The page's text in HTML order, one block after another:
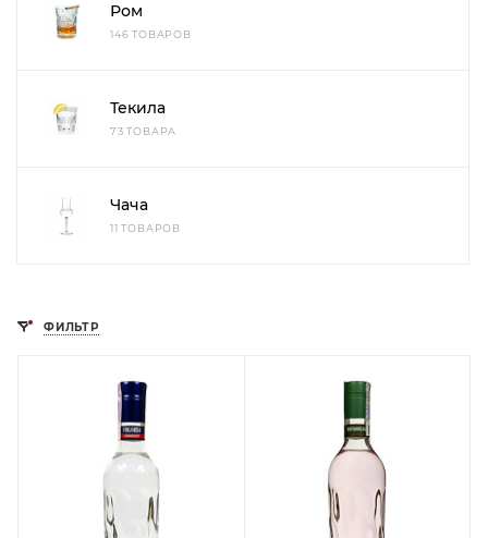
Ром
146 ТОВАРОВ
Текила
73 ТОВАРА
Чача
11 ТОВАРОВ
ФИЛЬТР